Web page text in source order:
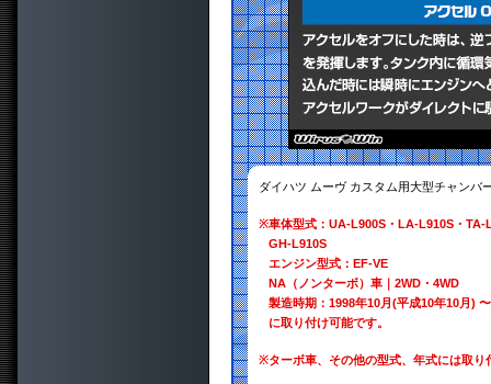
ダイハツ ムーヴ カスタム用大型チャンバ
※車体型式：UA-L900S・LA-L910S・
GH-L910S
エンジン型式：EF-VE
NA（ノンターボ）車｜2WD・4WD
製造時期：1998年10月(平成10年10月)
に取り付け可能です。
※ターボ車、その他の型式、年式には取